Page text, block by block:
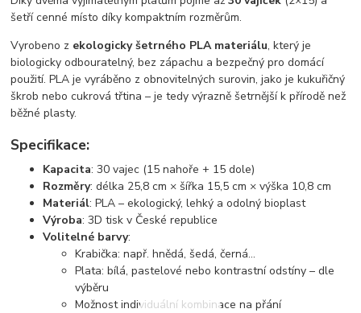
šetří cenné místo díky kompaktním rozměrům.
Vyrobeno z ekologicky šetrného PLA materiálu, který je
biologicky odbouratelný, bez zápachu a bezpečný pro domácí
použití. PLA je vyráběno z obnovitelných surovin, jako je kukuřičný
škrob nebo cukrová třtina – je tedy výrazně šetrnější k přírodě než
běžné plasty.
Specifikace:
Kapacita: 30 vajec (15 nahoře + 15 dole)
Rozměry: délka 25,8 cm × šířka 15,5 cm × výška 10,8 cm
Materiál: PLA – ekologický, lehký a odolný bioplast
Výroba: 3D tisk v České republice
Volitelné barvy:
Krabička: např. hnědá, šedá, černá...
Plata: bílá, pastelové nebo kontrastní odstíny – dle
výběru
Možnost individuální kombinace na přání